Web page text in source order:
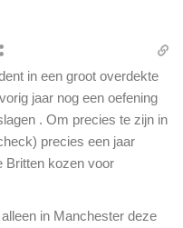
in een groot overdekte
jaar nog een oefening
. Om precies te zijn in
precies een jaar
Britten kozen voor
in Manchester deze